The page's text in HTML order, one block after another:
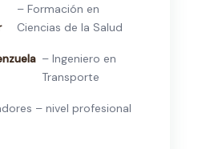
– Formación en
Ciencias de la Salud
– Ingeniero en
Transporte
– nivel profesional